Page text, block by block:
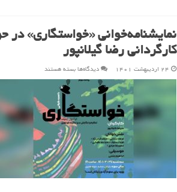
نمایشنامه‌خوانی «خواستگاری» در
کارگردانی رضا گیلانپور
۲۴ اردیبهشت ۱۴۰۱ دیدگاه‌هابرای
«خواستگاری»
در
حوزه
هنری؛
اثری
از
«آنتوان
چخوف»
به
کارگردانی
رضا
گیلانپور
بسته هستند